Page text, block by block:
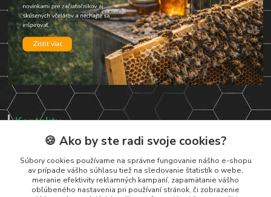
Kontakty
Zákaznická podpora
+421 919 037 687
Po-So , 8-17 hod
vcelarstvotrizuliak@centrum.sk
🍪 Ako by ste radi svoje cookies?
Súbory cookies používame na správne fungovanie nášho e-shopu
av prípade vášho súhlasu tiež na sledovanie štatistík o webe,
meranie efektivity reklamných kampaní, zapamätanie vášho
obľúbeného nastavenia pri používaní stránok, či zobrazenie